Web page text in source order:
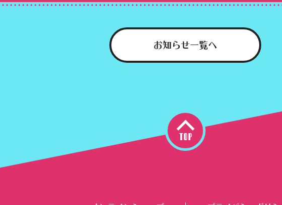
お知らせ一覧へ
top